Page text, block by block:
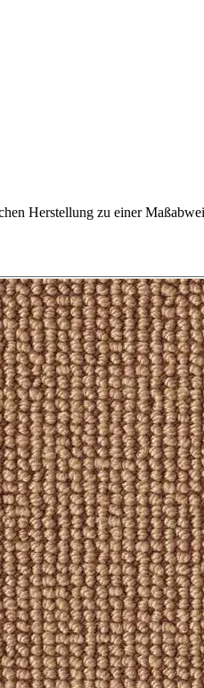
Herstellung zu einer